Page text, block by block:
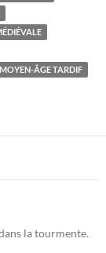
MOYEN-ÂGE TARDIF
la tourmente.